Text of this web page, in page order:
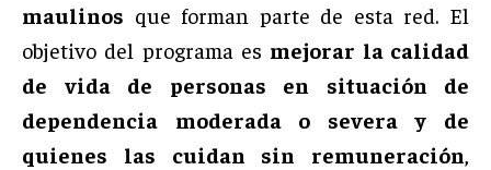
maulinos que forman parte de esta red. El
objetivo del programa es mejorar la calidad
de vida de personas en situación de
dependencia moderada o severa y de
quienes las cuidan sin remuneración,